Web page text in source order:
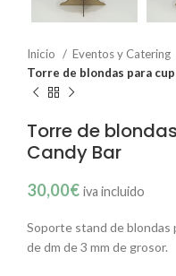
Inicio Eventos y Catering
Torre de blondas para
Torre de
Candy Bar
30,00€ iva incluido
Soporte stand de blondas
de dm de 3 mm de grosor.